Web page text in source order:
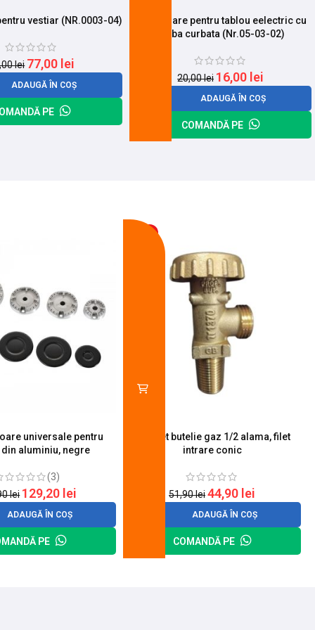
vestiar (NR.0003-04)
lei 77,00 lei
ADAUGĂ ÎN COȘ
PE
Incuietoare pentru tablou eelectric cu
limba curbata (Nr.05-03-02)
20,00lei 16,00 lei
ADAUGĂ ÎN COȘ
COMANDĂ PE
universale pentru
aluminiu, negre
(3)
lei 129,20 lei
ADAUGĂ ÎN COȘ
PE
Robinet butelie gaz 1/2 alama, filet
intrare conic
51,90lei44,90 lei
ADAUGĂ ÎN COȘ
COMANDĂ PE